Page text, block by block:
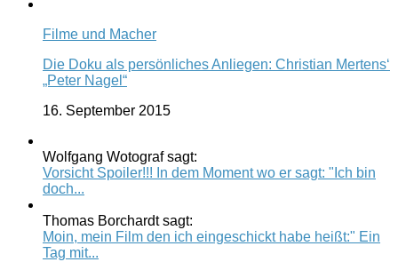
Filme und Macher
Die Doku als persönliches Anliegen: Christian Mertens‘
„Peter Nagel“
16. September 2015
Wolfgang Wotograf sagt:
Vorsicht Spoiler!!! In dem Moment wo er sagt: "Ich bin
doch...
Thomas Borchardt sagt:
Moin, mein Film den ich eingeschickt habe heißt:" Ein
Tag mit...